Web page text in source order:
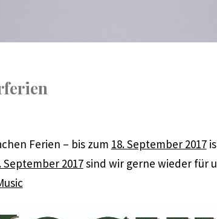
Ferien – bis zum 18. September 2017
September 2017sind wir gerne wieder für